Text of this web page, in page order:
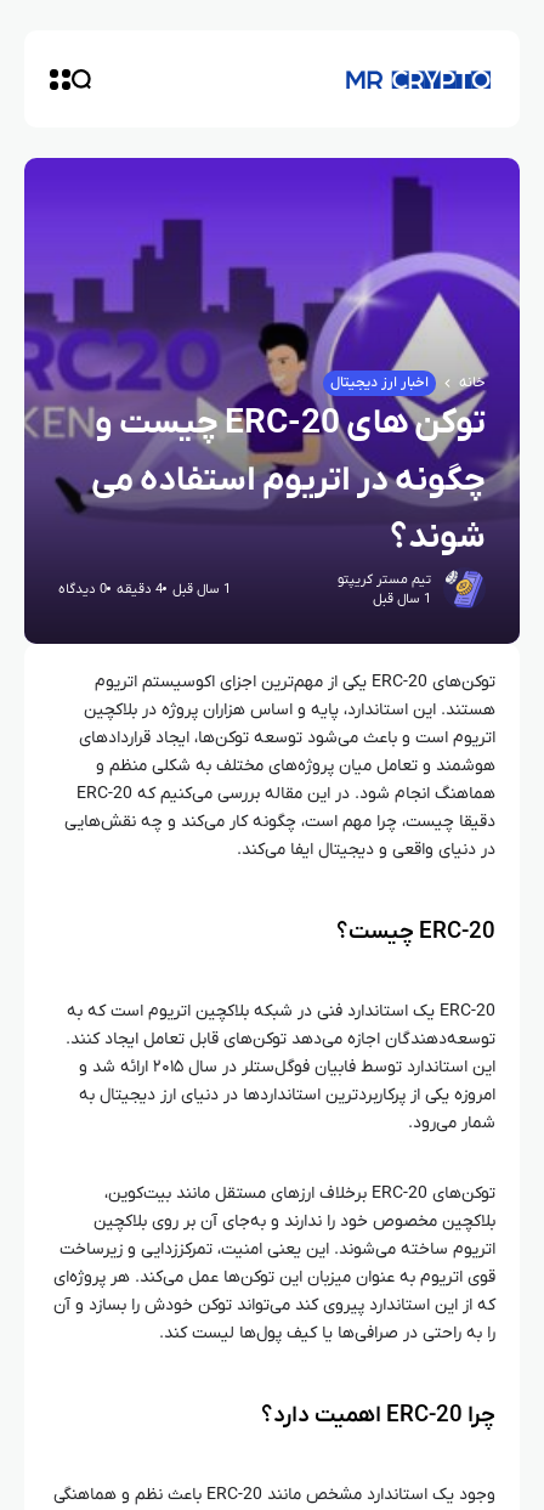
خانه اخبار ارز دیجیتال
توکن‌ های ERC-20 چیست و
چگونه در اتریوم استفاده می‌
شوند؟
تیم مستر کریپتو
1 سال قبل
1 سال قبل 4 دقیقه 0 دیدگاه
توکن‌های ERC-20 یکی از مهم‌ترین اجزای اکوسیستم اتریوم
هستند. این استاندارد، پایه و اساس هزاران پروژه در بلاکچین
اتریوم است و باعث می‌شود توسعه توکن‌ها، ایجاد قراردادهای
هوشمند و تعامل میان پروژه‌های مختلف به شکلی منظم و
هماهنگ انجام شود. در این مقاله بررسی می‌کنیم که ERC-20
دقیقا چیست، چرا مهم است، چگونه کار می‌کند و چه نقش‌هایی
در دنیای واقعی و دیجیتال ایفا می‌کند.
ERC-20 چیست؟
ERC-20 یک استاندارد فنی در شبکه بلاکچین اتریوم است که به
توسعه‌دهندگان اجازه می‌دهد توکن‌های قابل تعامل ایجاد کنند.
این استاندارد توسط فابیان فوگل‌ستلر در سال ۲۰۱۵ ارائه شد و
امروزه یکی از پرکاربردترین استانداردها در دنیای ارز دیجیتال به
شمار می‌رود.
توکن‌های ERC-20 برخلاف ارزهای مستقل مانند بیت‌کوین،
بلاکچین مخصوص خود را ندارند و به‌جای آن بر روی بلاکچین
اتریوم ساخته می‌شوند. این یعنی امنیت، تمرکززدایی و زیرساخت
قوی اتریوم به عنوان میزبان این توکن‌ها عمل می‌کند. هر پروژه‌ای
که از این استاندارد پیروی کند می‌تواند توکن خودش را بسازد و آن
را به راحتی در صرافی‌ها یا کیف پول‌ها لیست کند.
چرا ERC-20 اهمیت دارد؟
وجود یک استاندارد مشخص مانند ERC-20 باعث نظم و هماهنگی